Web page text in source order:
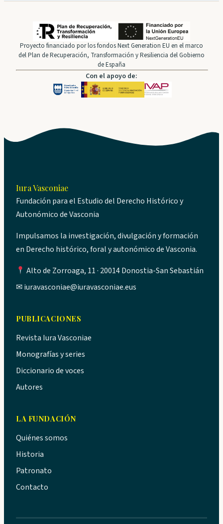
Proyecto financiado por los fondos Next Generation EU en el marco
del Plan de Recuperación, Transformación y Resiliencia del Gobierno
de España
Con el apoyo de:
Iura Vasconiae
Fundación para el Estudio del Derecho Histórico y
Autonómico de Vasconia
Impulsamos la investigación, divulgación y formación
en Derecho histórico, foral y autonómico de Vasconia.
Alto de Zorroaga, 11 · 20014 Donostia-San Sebastián
✉iuravasconiae@iuravasconiae.eus
PUBLICACIONES
Revista Iura Vasconiae
Monografías y series
Diccionario de voces
Autores
LA FUNDACIÓN
Quiénes somos
Historia
Patronato
Contacto